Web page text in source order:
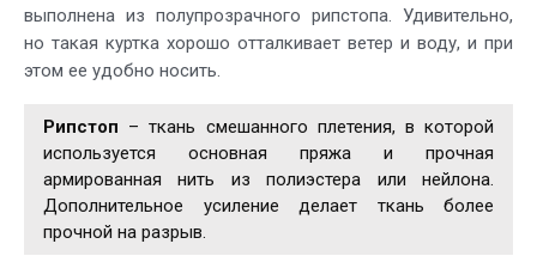
выполнена из полупрозрачного рипстопа. Удивительно,
но такая куртка хорошо отталкивает ветер и воду, и при
этом ее удобно носить.
Рипстоп – ткань смешанного плетения, в которой
используется основная пряжа и прочная
армированная нить из полиэстера или нейлона.
Дополнительное усиление делает ткань более
прочной на разрыв.